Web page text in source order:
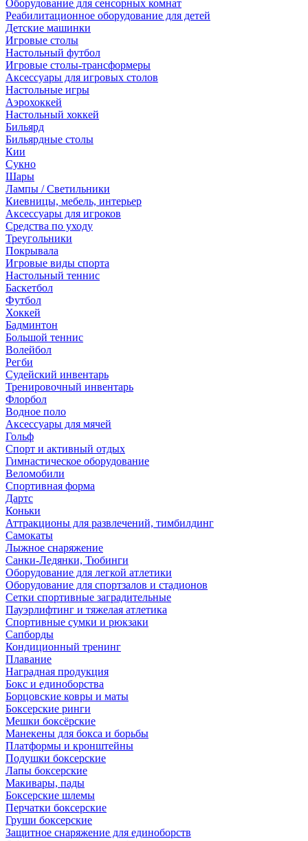
Оборудование для сенсорных комнат
Реабилитационное оборудование для детей
Детские машинки
Игровые столы
Настольный футбол
Игровые столы-трансформеры
Аксессуары для игровых столов
Настольные игры
Аэрохоккей
Настольный хоккей
Бильярд
Бильярдные столы
Кии
Сукно
Шары
Лампы / Светильники
Киевницы, мебель, интерьер
Аксессуары для игроков
Средства по уходу
Треугольники
Покрывала
Игровые виды спорта
Настольный теннис
Баскетбол
Футбол
Хоккей
Бадминтон
Большой теннис
Волейбол
Регби
Судейский инвентарь
Тренировочный инвентарь
Флорбол
Водное поло
Аксессуары для мячей
Гольф
Спорт и активный отдых
Гимнастическое оборудование
Веломобили
Спортивная форма
Дартс
Коньки
Аттракционы для развлечений, тимбилдинг
Самокаты
Лыжное снаряжение
Санки-Ледянки, Тюбинги
Оборудование для легкой атлетики
Оборудование для спортзалов и стадионов
Сетки спортивные заградительные
Пауэрлифтинг и тяжелая атлетика
Спортивные сумки и рюкзаки
Сапборды
Кондиционный тренинг
Плавание
Наградная продукция
Бокс и единоборства
Борцовские ковры и маты
Боксерские ринги
Мешки боксёрские
Манекены для бокса и борьбы
Платформы и кронштейны
Подушки боксерские
Лапы боксерские
Макивары, пады
Боксерские шлемы
Перчатки боксерские
Груши боксерские
Защитное снаряжение для единоборств